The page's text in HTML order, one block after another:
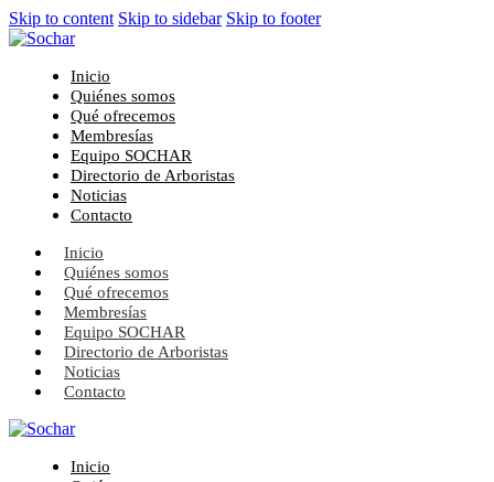
Skip to content Skip to sidebar Skip to footer
Inicio
Quiénes somos
Qué ofrecemos
Membresías
Equipo SOCHAR
Directorio de Arboristas
Noticias
Contacto
Inicio
Quiénes somos
Qué ofrecemos
Membresías
Equipo SOCHAR
Directorio de Arboristas
Noticias
Contacto
Inicio